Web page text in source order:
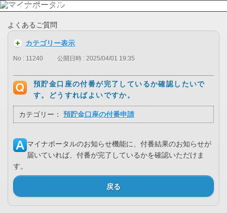
よくあるご質問
カテゴリー表示
No : 11240 公開日時 : 2025/04/01 19:35
預貯金口座の付番が完了しているか確認したいで
す。どうすればよいですか。
カテゴリー： 預貯金口座の付番申請
マイナポータルのお知らせ機能に、付番結果のお知らせが
届いていれば、付番が完了しているかを確認いただけま
す。
戻る